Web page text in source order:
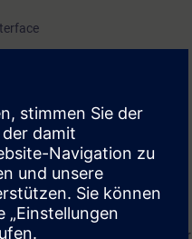
para criar, testar e iniciar